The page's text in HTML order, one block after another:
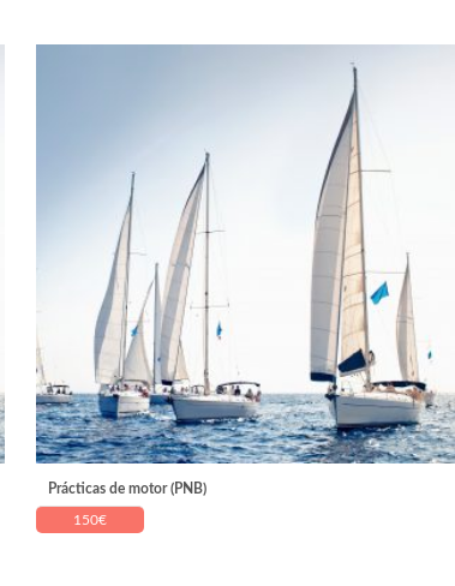
Prácticas de motor (PNB)
150€